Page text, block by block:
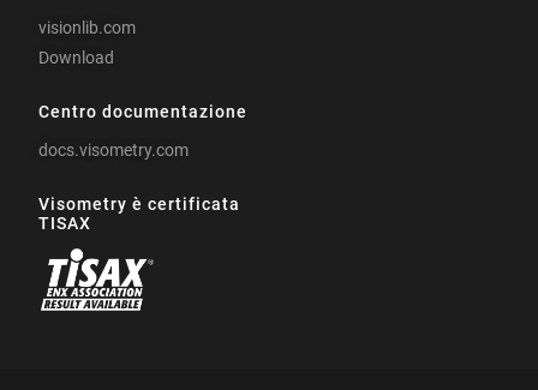
visionlib.com
Download
Centro documentazione
docs.visometry.com
Visometry è certificata
TISAX